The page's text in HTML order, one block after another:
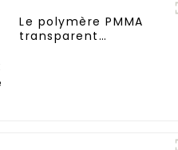
Le polymère PMMA
transparent